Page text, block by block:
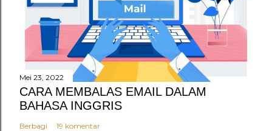
Mei 23, 2022
CARA MEMBALAS EMAIL DALAM
BAHASA INGGRIS
Berbagi 19 komentar